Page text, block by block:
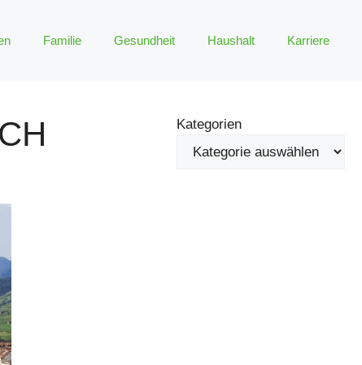
Familie Gesundheit Haushalt Karriere
Kategorien